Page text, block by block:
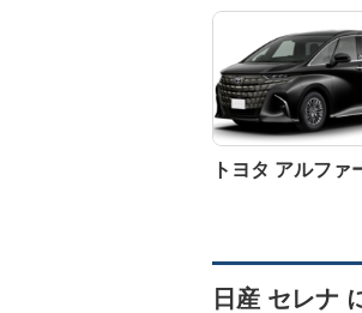
トヨタ アルファ
日産 セレナ